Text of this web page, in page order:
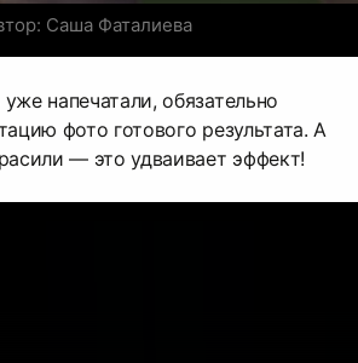
Саша Фаталиева
напечатали, обязательно
фото готового результата. А
— это удваивает эффект!